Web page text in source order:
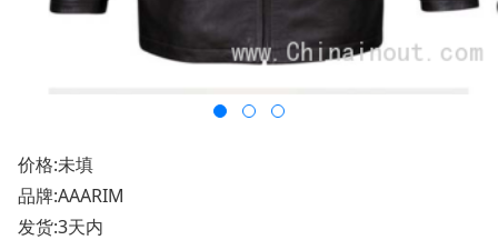
价格:未填
品牌:AAARIM
发货:3天内